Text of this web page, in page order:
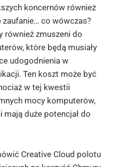
koncernów również
co wówczas?
również zmuszeni do
które będą musiały
udogodnienia w
Ten koszt może być
w tej kwestii
mocy komputerów,
duże potencjał do
Creative Cloud polotu